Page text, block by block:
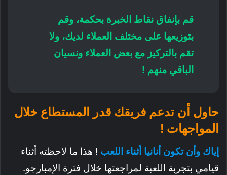
قم بإنفاق نقاط الخبرة بحكمة، وقم
بتوزيعها على مختلف العملاء لديك، ولا
تقم بالتركيز مع بعض العملاء ونسيان
الباقي منهم !
حاول أن تدعم فريقك قدر المستطاع خلال
المواجهات !
إياك وأن تكون أنانيا أثناء اللعب ! هذا ما لاحظته أثناء
قيامي بتجربة اللعبة لمراجعتها خلال فترة الإمبارجو.